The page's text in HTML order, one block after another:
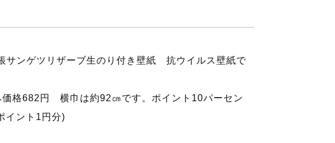
サンゲツリザーブ生のり付き壁紙 抗ウイルス壁紙で
価格682円 横巾は約92㎝です。ポイント10パーセン
イント1円分)